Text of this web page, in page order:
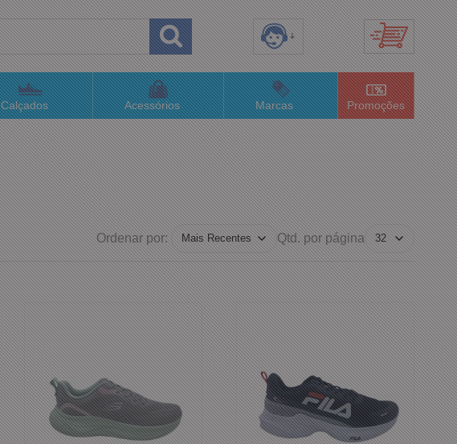
(48) 3658-4820
(48)996063435
sac@lojaconceitom.com.br
Atendimento Online
Calçados Acessórios Marcas Promoções
Ordenar por: Qtd. por página